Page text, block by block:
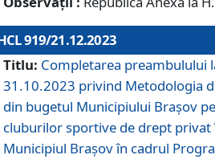
919/21.12.2023
Titlu: Completarea preambulului
31.10.2023 privind Metodologia
din bugetul Municipiului Brașov
cluburilor sportive de drept privat
Municipiul Brașov în cadrul